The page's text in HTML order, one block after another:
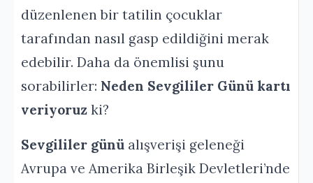
düzenlenen bir tatilin çocuklar
tarafından nasıl gasp edildiğini merak
edebilir. Daha da önemlisi şunu
sorabilirler: Neden Sevgililer Günü kartı
veriyoruz ki?
Sevgililer günü alışverişi geleneği
Avrupa ve Amerika Birleşik Devletleri’nde